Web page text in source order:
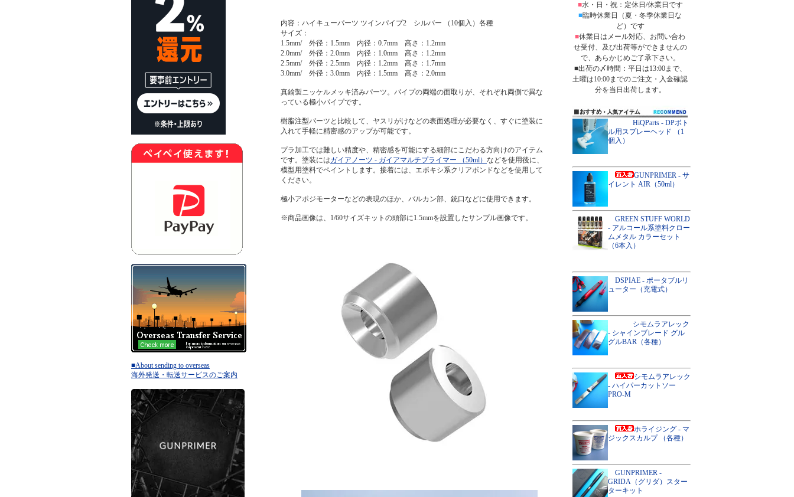
■About sending to overseas
海外発送・転送サービスのご案内
内容：ハイキューパーツ ツインパイプ2 シルバー （10個入）各種
サイズ：
1.5mm/ 外径：1.5mm 内径：0.7mm 高さ：1.2mm
2.0mm/ 外径：2.0mm 内径：1.0mm 高さ：1.2mm
2.5mm/ 外径：2.5mm 内径：1.2mm 高さ：1.7mm
3.0mm/ 外径：3.0mm 内径：1.5mm 高さ：2.0mm
真鍮製ニッケルメッキ済みパーツ。パイプの両端の面取りが、それぞれ両側で異な
っている極小パイプです。
樹脂注型パーツと比較して、ヤスリがけなどの表面処理が必要なく、すぐに塗装に
入れて手軽に精密感のアップが可能です。
プラ加工では難しい精度や、精密感を可能にする細部にこだわる方向けのアイテム
です。塗装にはガイアノーツ - ガイアマルチプライマー （50ml） などを使用後に、
模型用塗料でペイントします。接着には、エポキシ系クリアボンドなどを使用して
ください。
極小アポジモーターなどの表現のほか、バルカン部、銃口などに使用できます。
※商品画像は、1/60サイズキットの頭部に1.5mmを設置したサンプル画像です。
■水・日・祝：定休日/休業日です
■臨時休業日（夏・冬季休業日な
ど）です
■休業日はメール対応、お問い合わ
せ受付、及び出荷等ができませんの
で、あらかじめご了承下さい。
■出荷の〆時間：平日は13:00まで、
土曜は10:00までのご注文・入金確認
分を当日出荷します。
HiQParts - DPボト
ル用スプレーヘッド （1
個入）
GUNPRIMER - サ
イレント AIR（50ml）
GREEN STUFF WORLD
- アルコール系塗料クロー
ムメタル カラーセット
（6本入）
DSPIAE - ポータブルリ
ューター（充電式）
シモムラアレック
- シャインブレード グル
グルBAR（各種）
シモムラアレック
- ハイパーカットソー
PRO-M
ホライジング - マ
ジックスカルプ （各種）
GUNPRIMER -
GRIDA（グリダ）スター
ターキット